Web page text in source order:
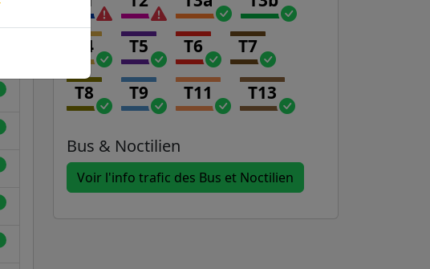
T4 T5 T6 T7
T8 T9 T11 T13
Bus & Noctilien
Voir l'info trafic des Bus et Noctilien